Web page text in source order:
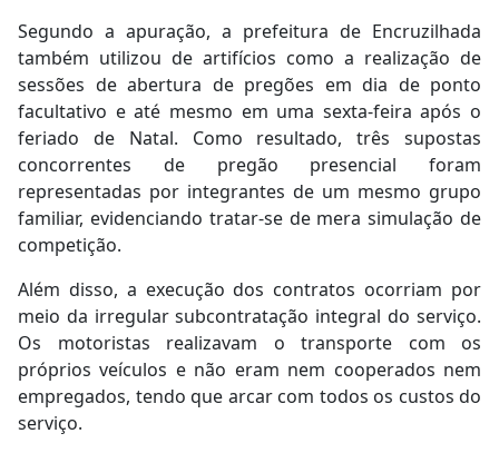
Segundo a apuração, a prefeitura de Encruzilhada
também utilizou de artifícios como a realização de
sessões de abertura de pregões em dia de ponto
facultativo e até mesmo em uma sexta-feira após o
feriado de Natal. Como resultado, três supostas
concorrentes de pregão presencial foram
representadas por integrantes de um mesmo grupo
familiar, evidenciando tratar-se de mera simulação de
competição.
Além disso, a execução dos contratos ocorriam por
meio da irregular subcontratação integral do serviço.
Os motoristas realizavam o transporte com os
próprios veículos e não eram nem cooperados nem
empregados, tendo que arcar com todos os custos do
serviço.